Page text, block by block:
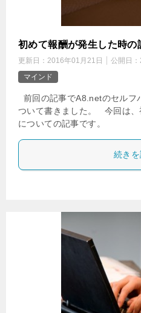
初めて報酬が発生した時の
更新日： 2016年01月21日 公開日：
マインド
前回の記事でA8.netのセルフ
ついて書きました。 今回は、
についての記事です。
続き